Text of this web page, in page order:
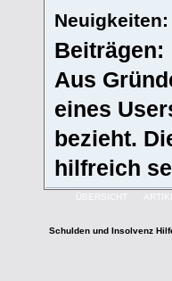
Neuigkeiten:
Beiträgen:
Aus
eines
bezieht.
hilfreich
ÜBERSICHT
Schulden und Insolvenz